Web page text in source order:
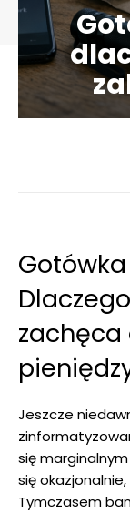
zachęca
Jeszcze
się
się
Tymczasem